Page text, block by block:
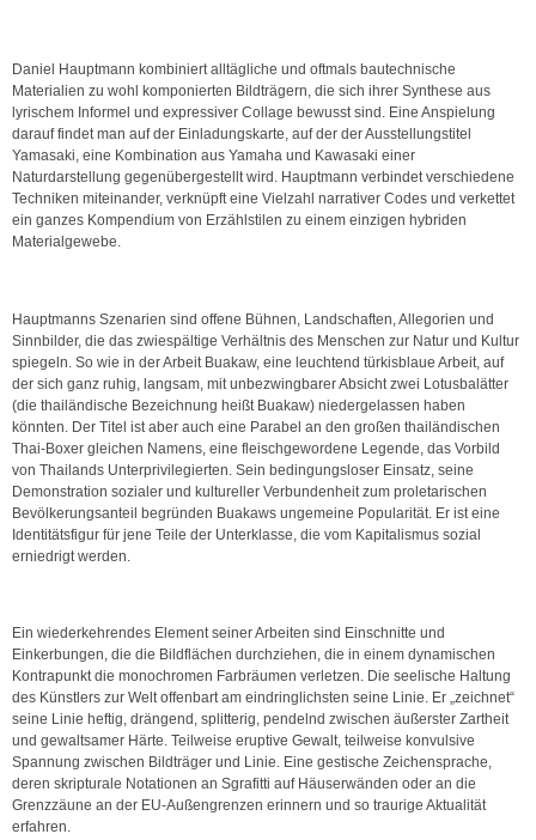
Daniel Hauptmann kombiniert alltägliche und oftmals bautechnische
Materialien zu wohl komponierten Bildträgern, die sich ihrer Synthese aus
lyrischem Informel und expressiver Collage bewusst sind. Eine Anspielung
darauf findet man auf der Einladungskarte, auf der der Ausstellungstitel
Yamasaki, eine Kombination aus Yamaha und Kawasaki einer
Naturdarstellung gegenübergestellt wird. Hauptmann verbindet verschiedene
Techniken miteinander, verknüpft eine Vielzahl narrativer Codes und verkettet
ein ganzes Kompendium von Erzählstilen zu einem einzigen hybriden
Materialgewebe.
Hauptmanns Szenarien sind offene Bühnen, Landschaften, Allegorien und
Sinnbilder, die das zwiespältige Verhältnis des Menschen zur Natur und Kultur
spiegeln. So wie in der Arbeit Buakaw, eine leuchtend türkisblaue Arbeit, auf
der sich ganz ruhig, langsam, mit unbezwingbarer Absicht zwei Lotusbalätter
(die thailändische Bezeichnung heißt Buakaw) niedergelassen haben
könnten. Der Titel ist aber auch eine Parabel an den großen thailändischen
Thai-Boxer gleichen Namens, eine fleischgewordene Legende, das Vorbild
von Thailands Unterprivilegierten. Sein bedingungsloser Einsatz, seine
Demonstration sozialer und kultureller Verbundenheit zum proletarischen
Bevölkerungsanteil begründen Buakaws ungemeine Popularität. Er ist eine
Identitätsfigur für jene Teile der Unterklasse, die vom Kapitalismus sozial
erniedrigt werden.
Ein wiederkehrendes Element seiner Arbeiten sind Einschnitte und
Einkerbungen, die die Bildflächen durchziehen, die in einem dynamischen
Kontrapunkt die monochromen Farbräumen verletzen. Die seelische Haltung
des Künstlers zur Welt offenbart am eindringlichsten seine Linie. Er „zeichnet“
seine Linie heftig, drängend, splitterig, pendelnd zwischen äußerster Zartheit
und gewaltsamer Härte. Teilweise eruptive Gewalt, teilweise konvulsive
Spannung zwischen Bildträger und Linie. Eine gestische Zeichensprache,
deren skripturale Notationen an Sgrafitti auf Häuserwänden oder an die
Grenzzäune an der EU-Außengrenzen erinnern und so traurige Aktualität
erfahren.